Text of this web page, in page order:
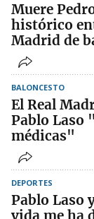
Muere
histórico
Madrid de
BALONCESTO
El Real
Pablo Laso
médicas"
DEPORTES
Pablo Laso
vida me ha